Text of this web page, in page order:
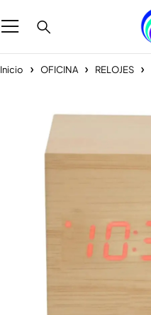
Inicio OFICINA RELOJES